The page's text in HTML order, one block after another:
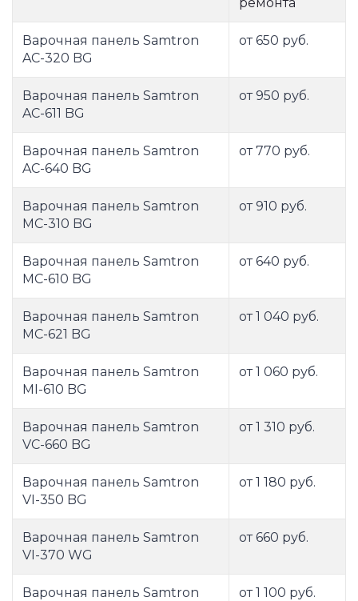
Варочная панель Samtron
AC-320 BG
от 650 руб.
Варочная панель Samtron
AC-611 BG
от 950 руб.
Варочная панель Samtron
AC-640 BG
от 770 руб.
Варочная панель Samtron
MC-310 BG
от 910 руб.
Варочная панель Samtron
MC-610 BG
от 640 руб.
Варочная панель Samtron
MC-621 BG
от 1 040 руб.
Варочная панель Samtron
MI-610 BG
от 1 060 руб.
Варочная панель Samtron
VC-660 BG
от 1 310 руб.
Варочная панель Samtron
VI-350 BG
от 1 180 руб.
Варочная панель Samtron
VI-370 WG
от 660 руб.
Варочная панель Samtron
от 1 100 руб.